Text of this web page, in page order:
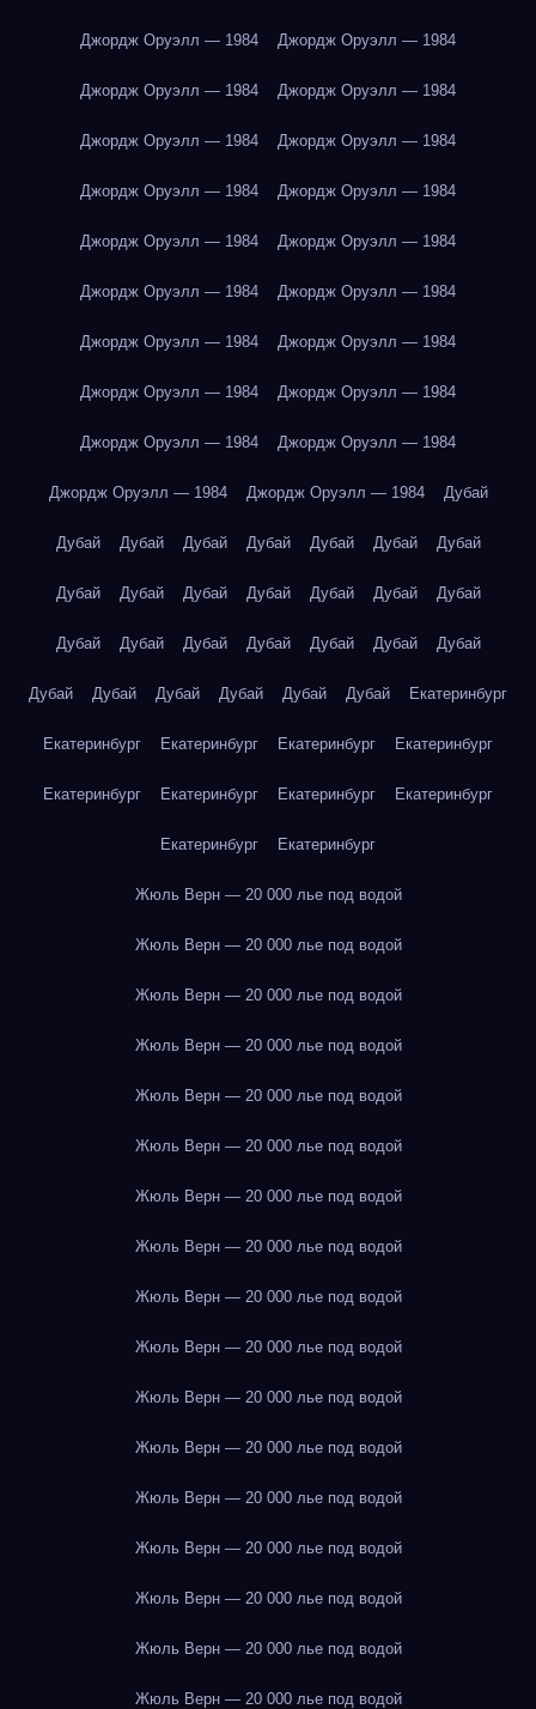
Джордж Оруэлл — 1984 Джордж Оруэлл — 1984
Джордж Оруэлл — 1984 Джордж Оруэлл — 1984
Джордж Оруэлл — 1984 Джордж Оруэлл — 1984
Джордж Оруэлл — 1984 Джордж Оруэлл — 1984
Джордж Оруэлл — 1984 Джордж Оруэлл — 1984
Джордж Оруэлл — 1984 Джордж Оруэлл — 1984
Джордж Оруэлл — 1984 Джордж Оруэлл — 1984
Джордж Оруэлл — 1984 Джордж Оруэлл — 1984
Джордж Оруэлл — 1984 Джордж Оруэлл — 1984
Джордж Оруэлл — 1984 Джордж Оруэлл — 1984 Дубай
Дубай Дубай Дубай Дубай Дубай Дубай Дубай
Дубай Дубай Дубай Дубай Дубай Дубай Дубай
Дубай Дубай Дубай Дубай Дубай Дубай Дубай
Дубай Дубай Дубай Дубай Дубай Дубай Екатеринбург
Екатеринбург Екатеринбург Екатеринбург Екатеринбург
Екатеринбург Екатеринбург Екатеринбург Екатеринбург
Екатеринбург Екатеринбург
Жюль Верн — 20 000 лье под водой
Жюль Верн — 20 000 лье под водой
Жюль Верн — 20 000 лье под водой
Жюль Верн — 20 000 лье под водой
Жюль Верн — 20 000 лье под водой
Жюль Верн — 20 000 лье под водой
Жюль Верн — 20 000 лье под водой
Жюль Верн — 20 000 лье под водой
Жюль Верн — 20 000 лье под водой
Жюль Верн — 20 000 лье под водой
Жюль Верн — 20 000 лье под водой
Жюль Верн — 20 000 лье под водой
Жюль Верн — 20 000 лье под водой
Жюль Верн — 20 000 лье под водой
Жюль Верн — 20 000 лье под водой
Жюль Верн — 20 000 лье под водой
Жюль Верн — 20 000 лье под водой